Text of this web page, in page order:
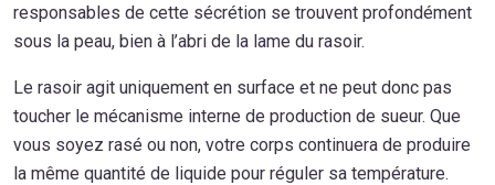
responsables de cette sécrétion se trouvent profondément
sous la peau, bien à l’abri de la lame du rasoir.
Le rasoir agit uniquement en surface et ne peut donc pas
toucher le mécanisme interne de production de sueur. Que
vous soyez rasé ou non, votre corps continuera de produire
la même quantité de liquide pour réguler sa température.